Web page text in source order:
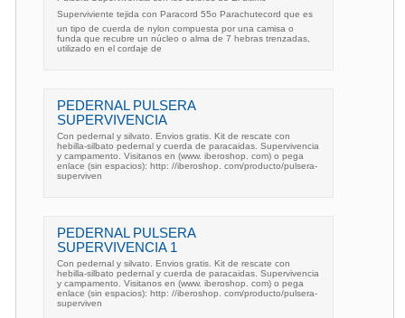
Superviviente tejida con Paracord 55o Parachutecord que es
un tipo de cuerda de nylon compuesta por una camisa o
funda que recubre un núcleo o alma de 7 hebras trenzadas,
utilizado en el cordaje de
PEDERNAL PULSERA
SUPERVIVENCIA
Con pedernal y silvato. Envios gratis. Kit de rescate con
hebilla-silbato pedernal y cuerda de paracaidas. Supervivencia
y campamento. Visitanos en (www. iberoshop. com) o pega
enlace (sin espacios): http: //iberoshop. com/producto/pulsera-
superviven
PEDERNAL PULSERA
SUPERVIVENCIA 1
Con pedernal y silvato. Envios gratis. Kit de rescate con
hebilla-silbato pedernal y cuerda de paracaidas. Supervivencia
y campamento. Visitanos en (www. iberoshop. com) o pega
enlace (sin espacios): http: //iberoshop. com/producto/pulsera-
superviven